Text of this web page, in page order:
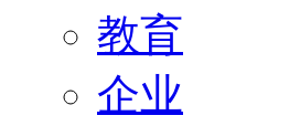
教育
企业